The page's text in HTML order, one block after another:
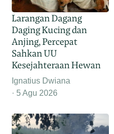
Larangan Dagang
Daging Kucing dan
Anjing, Percepat
Sahkan UU
Kesejahteraan Hewan
Ignatius Dwiana
5 Agu 2026